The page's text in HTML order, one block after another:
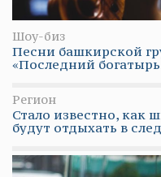
Шоу-биз
Песни башкирской
«Последний
Регион
Стало известно, как
будут отдыхать в